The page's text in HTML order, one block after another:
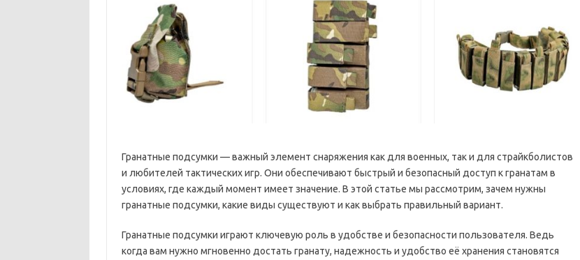
Гранатные подсумки — важный элемент снаряжения как для военных, так и для страйкболистов
и любителей тактических игр. Они обеспечивают быстрый и безопасный доступ к гранатам в
условиях, где каждый момент имеет значение. В этой статье мы рассмотрим, зачем нужны
гранатные подсумки, какие виды существуют и как выбрать правильный вариант.
Гранатные подсумки играют ключевую роль в удобстве и безопасности пользователя. Ведь
когда вам нужно мгновенно достать гранату, надежность и удобство её хранения становятся